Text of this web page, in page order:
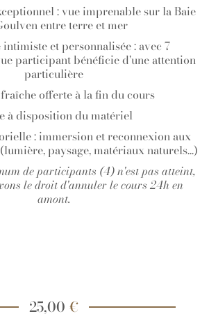
: vue imprenable sur la Baie
entre terre et mer
et personnalisée : avec 7
participant bénéficie d'une attention
particulière
offerte à la fin du cours
à disposition du matériel
: immersion et reconnexion aux
paysage, matériaux naturels...)
de participants (4) n'est pas atteint,
le droit d'annuler le cours 24h en
amont.
25,00 €